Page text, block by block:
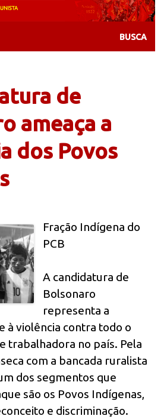
de
ameaça a
dos Povos
Fração Indígena do
PCB
A candidatura de
Bolsonaro
representa a
à violência contra todo o
trabalhadora no país. Pela
com a bancada ruralista
dos segmentos que
são os Povos Indígenas,
e discriminação.